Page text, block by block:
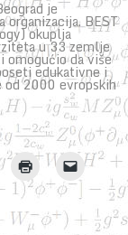
je
organizacija. BEST
okuplja
u 33 zemlje
omogućio da više
edukativne i
od 2000 evropskih